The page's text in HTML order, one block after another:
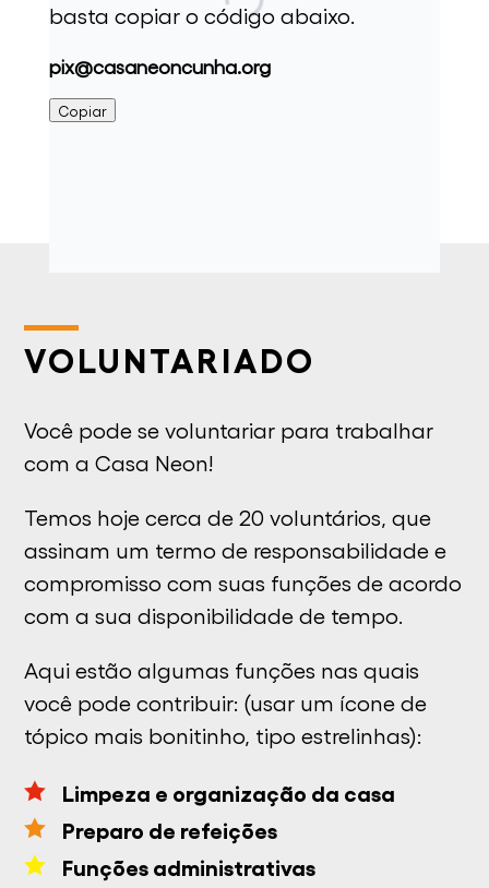
basta copiar o código abaixo.
pix@casaneoncunha.org
Copiar
VOLUNTARIADO
Você pode se voluntariar para trabalhar
com a Casa Neon!
Temos hoje cerca de 20 voluntários, que
assinam um termo de responsabilidade e
compromisso com suas funções de acordo
com a sua disponibilidade de tempo.
Aqui estão algumas funções nas quais
você pode contribuir: (usar um ícone de
tópico mais bonitinho, tipo estrelinhas):
 Limpeza e organização da casa
 Preparo de refeições
 Funções administrativas